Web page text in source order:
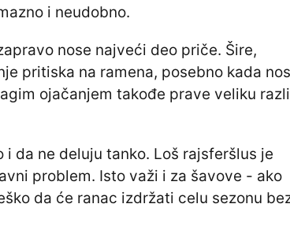
i neudobno.
nose najveći deo priče. Šire,
pritiska na ramena, posebno kada
ojačanjem takođe prave veliku
da ne deluju tanko. Loš rajsferšlus je
problem. Isto važi i za šavove - ako
da će ranac izdržati celu sezonu